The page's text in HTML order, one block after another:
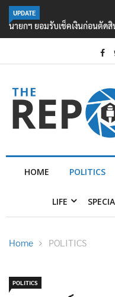
UPDATE
นายกฯ ยอมรับเช็คเงินก่อนตัดสิ
HOME POLITICS
LIFE
Home POLITICS
POLITICS